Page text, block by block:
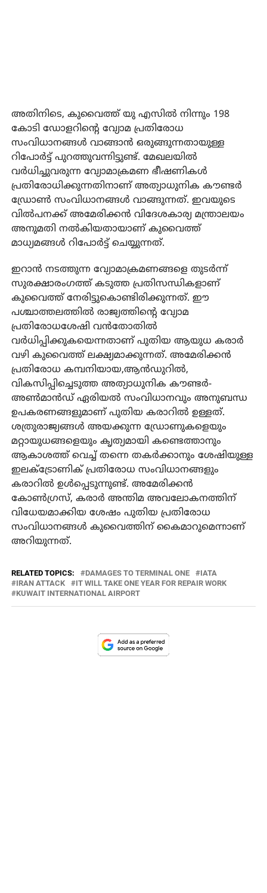
അതിനിടെ, കുവൈത്ത് യു എസില്‍ നിന്നും 198
കോടി ഡോളറിന്റെ വ്യോമ പ്രതിരോധ
സംവിധാനങ്ങള്‍ വാങ്ങാന്‍ ഒരുങ്ങുന്നതായുള്ള
റിപോര്‍ട്ട് പുറത്തുവന്നിട്ടുണ്ട്. മേഖലയില്‍
വര്‍ധിച്ചുവരുന്ന വ്യോമാക്രമണ ഭീഷണികള്‍
പ്രതിരോധിക്കുന്നതിനാണ് അത്യാധുനിക കൗണ്ടര്‍
ഡ്രോണ്‍ സംവിധാനങ്ങള്‍ വാങ്ങുന്നത്. ഇവയുടെ
വില്‍പനക്ക് അമേരിക്കന്‍ വിദേശകാര്യ മന്ത്രാലയം
അനുമതി നല്‍കിയതായാണ് കുവൈത്ത്
മാധ്യമങ്ങള്‍ റിപോര്‍ട്ട് ചെയ്യുന്നത്.
ഇറാന്‍ നടത്തുന്ന വ്യോമാക്രമണങ്ങളെ തുടര്‍ന്ന്
സുരക്ഷാരംഗത്ത് കടുത്ത പ്രതിസന്ധികളാണ്
കുവൈത്ത് നേരിട്ടുകൊണ്ടിരിക്കുന്നത്. ഈ
പശ്ചാത്തലത്തില്‍ രാജ്യത്തിന്റെ വ്യോമ
പ്രതിരോധശേഷി വന്‍തോതില്‍
വര്‍ധിപ്പിക്കുകയെന്നതാണ് പുതിയ ആയുധ കരാര്‍
വഴി കുവൈത്ത് ലക്ഷ്യമാക്കുന്നത്. അമേരിക്കന്‍
പ്രതിരോധ കമ്പനിയായ,ആന്‍ഡുറില്‍,
വികസിപ്പിച്ചെടുത്ത അത്യാധുനിക കൗണ്ടര്‍-
അണ്‍മാന്‍ഡ് ഏരിയല്‍ സംവിധാനവും അനുബന്ധ
ഉപകരണങ്ങളുമാണ് പുതിയ കരാറില്‍ ഉള്ളത്.
ശത്രുരാജ്യങ്ങള്‍ അയക്കുന്ന ഡ്രോണുകളെയും
മറ്റായുധങ്ങളെയും കൃത്യമായി കണ്ടെത്താനും
ആകാശത്ത് വെച്ച് തന്നെ തകര്‍ക്കാനും ശേഷിയുള്ള
ഇലക്ട്രോണിക് പ്രതിരോധ സംവിധാനങ്ങളും
കരാറില്‍ ഉള്‍പ്പെടുന്നുണ്ട്. അമേരിക്കന്‍
കോണ്‍ഗ്രസ്, കരാര്‍ അന്തിമ അവലോകനത്തിന്
വിധേയമാക്കിയ ശേഷം പുതിയ പ്രതിരോധ
സംവിധാനങ്ങള്‍ കുവൈത്തിന് കൈമാറുമെന്നാണ്
അറിയുന്നത്.
RELATED TOPICS: DAMAGES TO TERMINAL ONE
IATA
IRAN ATTACK
IT WILL TAKE ONE YEAR FOR REPAIR WORK
KUWAIT INTERNATIONAL AIRPORT